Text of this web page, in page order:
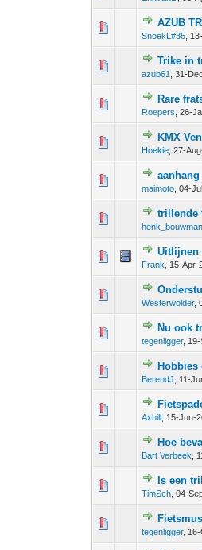
AZUB
SnoekL#35
0 stem
Trike in
azub61
,31-
0 stem
Rare
Roepers ,26-
0 stem
KMX
Hoekie ,27-
0 stem
maimoto ,04-
0 stem
trillende
henk_bouwman
0 stem
Uitlijnen
Frank 15-Apr-
0 stem
Westerwolder,
0 stem
Nu ook
tegenligger,
0 stem
BerendJ 11-
0 stem
Axhill 15-Jun-
0 stem
Hoe
Bart Verbeek
0 stem
Is een
TimSch ,04-
0 stem
tegenligger,
0 stem